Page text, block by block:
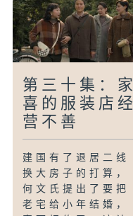
第三十集：家
喜的服装店经
营不善
建国有了退居二线
换大房子的打算，
何文氏提出了要把
老宅给小年结婚，